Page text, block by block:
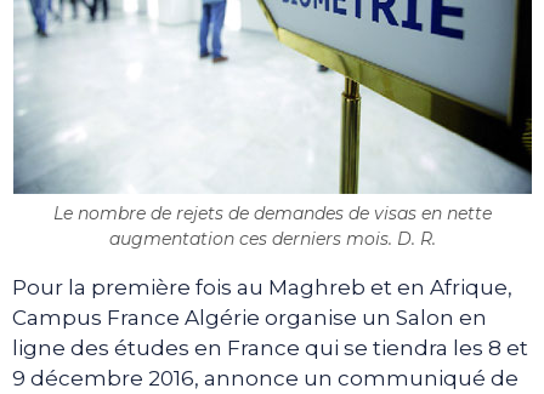
Le nombre de rejets de demandes de visas en nette
augmentation ces derniers mois. D. R.
Pour la première fois au Maghreb et en Afrique,
Campus France Algérie organise un Salon en
ligne des études en France qui se tiendra les 8 et
9 décembre 2016, annonce un communiqué de